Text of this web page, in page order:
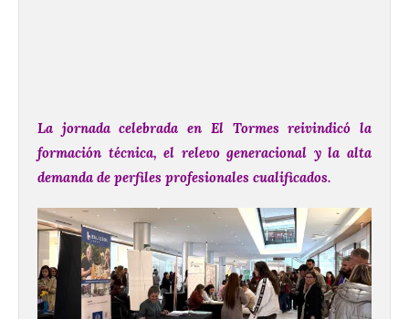
La jornada celebrada en El Tormes reivindicó la
formación técnica, el relevo generacional y la alta
demanda de perfiles profesionales cualificados.